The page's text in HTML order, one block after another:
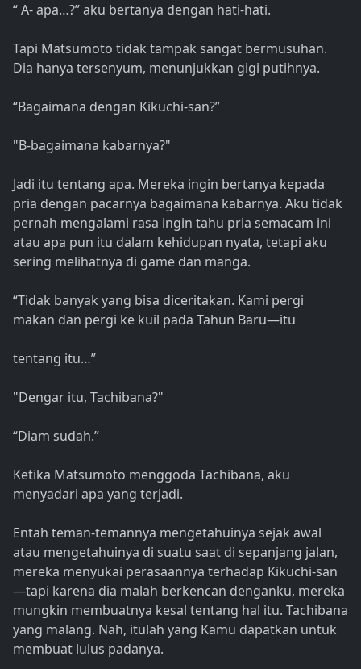
“ A- apa…?” aku bertanya dengan hati-hati.
Tapi Matsumoto tidak tampak sangat bermusuhan.
Dia hanya tersenyum, menunjukkan gigi putihnya.
“Bagaimana dengan Kikuchi-san?”
"B-bagaimana kabarnya?"
Jadi itu tentang apa. Mereka ingin bertanya kepada
pria dengan pacarnya bagaimana kabarnya. Aku tidak
pernah mengalami rasa ingin tahu pria semacam ini
atau apa pun itu dalam kehidupan nyata, tetapi aku
sering melihatnya di game dan manga.
“Tidak banyak yang bisa diceritakan. Kami pergi
makan dan pergi ke kuil pada Tahun Baru—itu
tentang itu…”
"Dengar itu, Tachibana?"
“Diam sudah.”
Ketika Matsumoto menggoda Tachibana, aku
menyadari apa yang terjadi.
Entah teman-temannya mengetahuinya sejak awal
atau mengetahuinya di suatu saat di sepanjang jalan,
mereka menyukai perasaannya terhadap Kikuchi-san
—tapi karena dia malah berkencan denganku, mereka
mungkin membuatnya kesal tentang hal itu. Tachibana
yang malang. Nah, itulah yang Kamu dapatkan untuk
membuat lulus padanya.